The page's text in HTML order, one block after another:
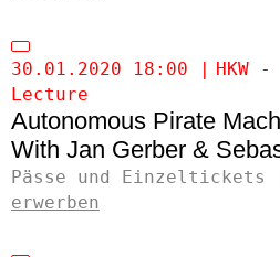
30.01.2020 18:00
HKW
Lecture
Autonomous Pirate
Jan Gerber &
Pässe und Einzeltickets
erwerben